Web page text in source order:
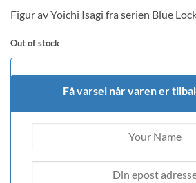
Figur av Yoichi Isagi fra serien Blue
Out of stock
Få varsel når varen er